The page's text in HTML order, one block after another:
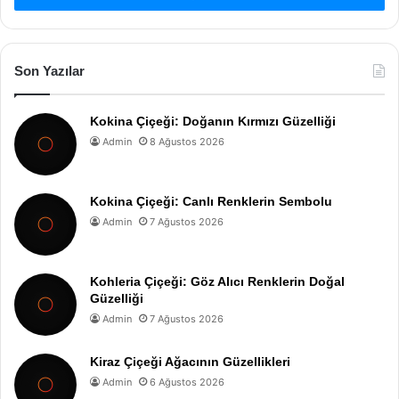
Son Yazılar
Kokina Çiçeği: Doğanın Kırmızı Güzelliği
Admin 8 Ağustos 2026
Kokina Çiçeği: Canlı Renklerin Sembolu
Admin 7 Ağustos 2026
Kohleria Çiçeği: Göz Alıcı Renklerin Doğal
Güzelliği
Admin 7 Ağustos 2026
Kiraz Çiçeği Ağacının Güzellikleri
Admin 6 Ağustos 2026